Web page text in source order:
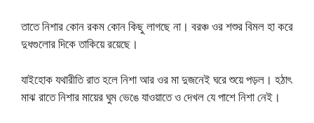
তাতে নিশার কোন রকম কোন কিছু লাগছে না। বরঞ্চ ওর শশুর বিমল হা করে
দুধগুলোর দিকে তাকিয়ে রয়েছে।
যাইহোক যথারীতি রাত হলে নিশা আর ওর মা দুজনেই ঘরে শুয়ে পড়ল। হঠাৎ
মাঝ রাতে নিশার মায়ের ঘুম ভেঙে যাওয়াতে ও দেখল যে পাশে নিশা নেই।